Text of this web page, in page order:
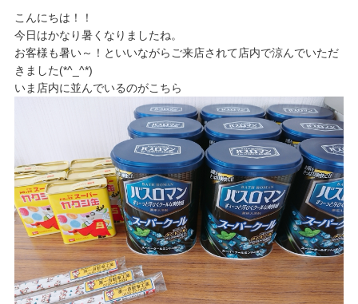
こんにちは！！
今日はかなり暑くなりましたね。
お客様も暑い～！といいながらご来店されて店内で涼んでいただ
きました(*^_^*)
いま店内に並んでいるのがこちら